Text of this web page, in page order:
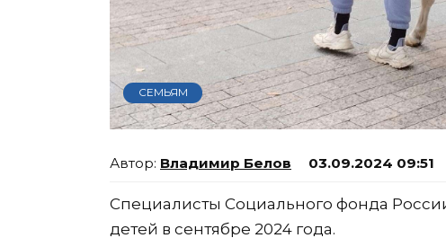
СЕМЬЯМ
Владимир Белов 03.09.2024 09:51
Специалисты Социального фонда
детей в сентябре 2024 года.